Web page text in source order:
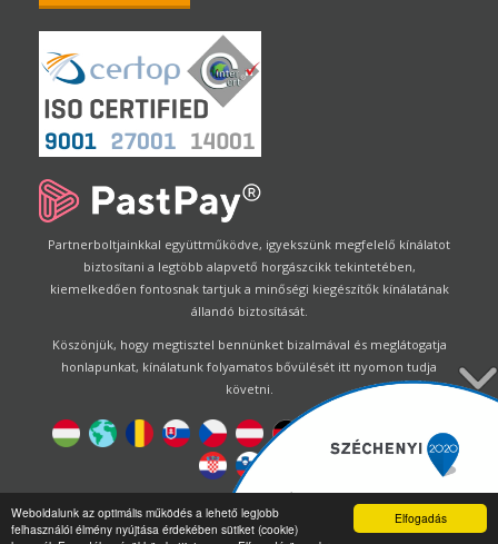
Elfogadás
Weboldalunk az optimális működés a lehető legjobb
felhasználói élmény nyújtása érdekében sütiket (cookie)
Partnerboltjainkkal együttműködve, igyekszünk megfelelő kínálatot
biztosítani a legtöbb alapvető horgászcikk tekintetében,
kiemelkedően fontosnak tartjuk a minőségi kiegészítők kínálatának
állandó biztosítását.
Köszönjük, hogy megtisztel bennünket bizalmával és meglátogatja
honlapunkat, kínálatunk folyamatos bővülését itt nyomon tudja
követni.
Designed by Energofish Kft
Oldalmotor:CWBbyGloobus Software Developement|